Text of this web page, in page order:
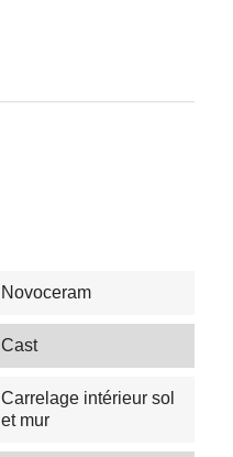
Novoceram
Cast
Carrelage intérieur sol
et mur